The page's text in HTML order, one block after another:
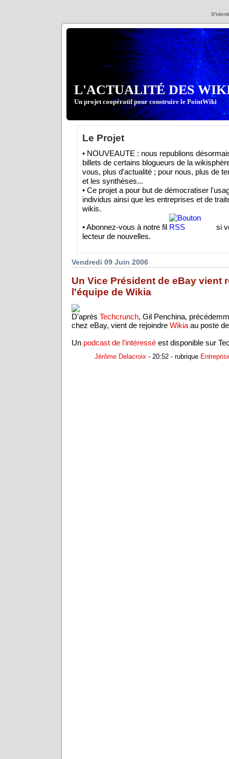
L'ACTUALITÉ DES
Un projet coopératif pour construire le PointWiki
Le Projet
• NOUVEAUTE : nous republions
billets de certains blogueurs de la
vous, plus d'actualité ; pour nous, plus de
et les synthèses...
• Ce projet a pour but de démocratiser
individus ainsi que les entreprises et de
wikis.
• Abonnez-vous à notre fil
si
lecteur de nouvelles.
Vendredi 09 Juin 2006
Un Vice Président de eBay vient
l'équipe de Wikia
D'après Techcrunch, Gil Penchina,
chez eBay, vient de rejoindre Wikia au poste
Un podcast de l'intéressé est disponible sur
Jérôme Delacroix - 20:52 - rubrique